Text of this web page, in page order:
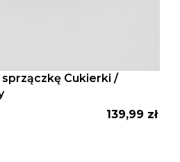
Cukierki /
Cena
139,99 zł